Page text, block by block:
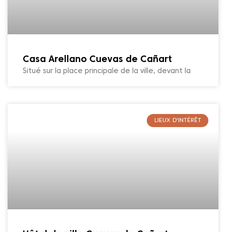
Casa Arellano Cuevas de Cañart
Situé sur la place principale de la ville, devant la
LIEUX D'INTÉRÊT